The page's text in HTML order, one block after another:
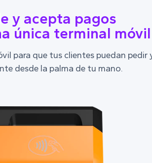
y acepta pagos
única terminal móvil
para que tus clientes puedan pedir
desde la palma de tu mano.